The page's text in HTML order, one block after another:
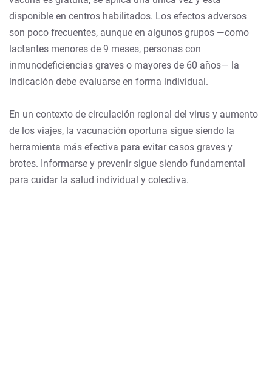
disponible en centros habilitados. Los efectos adversos
son poco frecuentes, aunque en algunos grupos —como
lactantes menores de 9 meses, personas con
inmunodeficiencias graves o mayores de 60 años— la
indicación debe evaluarse en forma individual.
En un contexto de circulación regional del virus y aumento
de los viajes, la vacunación oportuna sigue siendo la
herramienta más efectiva para evitar casos graves y
brotes. Informarse y prevenir sigue siendo fundamental
para cuidar la salud individual y colectiva.